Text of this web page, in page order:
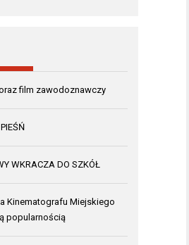
film zawodoznawczy
WKRACZA DO SZKÓŁ
Kinematografu Miejskiego
popularnością